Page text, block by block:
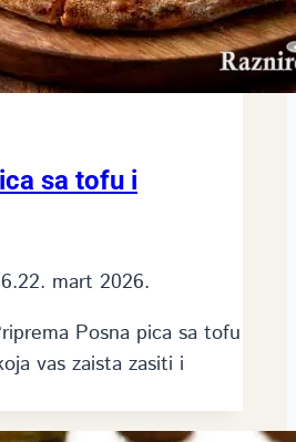
sa tofu i
22. mart 2026.
Posna pica sa tofu
vas zaista zasiti i